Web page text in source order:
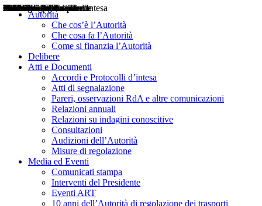
Autorità
Che cos’è l’Autorità
Che cosa fa l’Autorità
Come si finanzia l’Autorità
Delibere
Atti e Documenti
Accordi e Protocolli d’intesa
Atti di segnalazione
Pareri, osservazioni RdA e altre comunicazioni
Relazioni annuali
Relazioni su indagini conoscitive
Consultazioni
Audizioni dell’Autorità
Misure di regolazione
Media ed Eventi
Comunicati stampa
Interventi del Presidente
Eventi ART
10 anni dell’Autorità di regolazione dei trasporti
Delibere
Pareri
Consultazioni
Audizioni
Atti di Segnalazione
Accordi e Protocolli d'Intesa
Relazioni annuali
Misure di regolazione
Notizie
Comunicati Stampa
Bollettini ART
Convegni ART
Interviste del Presidente
Articoli in primo piano
Interventi del Presidente
2004
2005
2010
2013
2014
2015
2016
2017
2018
2019
202
2020
2021
2022
2023
2024
2025
2026
Aereo
Marittimo
Terrestre